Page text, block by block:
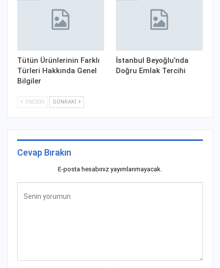
Tütün Ürünlerinin Farklı
Türleri Hakkında Genel
Bilgiler
İstanbul Beyoğlu’nda
Doğru Emlak Tercihi
ÖNCEKI SONRAKI
Cevap Bırakın
E-posta hesabınız yayımlanmayacak.